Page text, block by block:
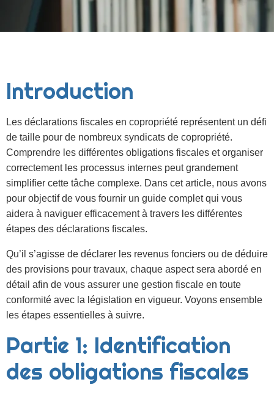
Introduction
Les déclarations fiscales en copropriété représentent un défi
de taille pour de nombreux syndicats de copropriété.
Comprendre les différentes obligations fiscales et organiser
correctement les processus internes peut grandement
simplifier cette tâche complexe. Dans cet article, nous avons
pour objectif de vous fournir un guide complet qui vous
aidera à naviguer efficacement à travers les différentes
étapes des déclarations fiscales.
Qu’il s’agisse de déclarer les revenus fonciers ou de déduire
des provisions pour travaux, chaque aspect sera abordé en
détail afin de vous assurer une gestion fiscale en toute
conformité avec la législation en vigueur. Voyons ensemble
les étapes essentielles à suivre.
Partie 1: Identification
des obligations fiscales